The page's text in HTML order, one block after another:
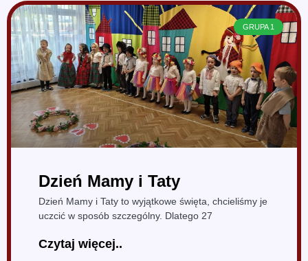
GRUPA 1
Dzień Mamy i Taty
Dzień Mamy i Taty to wyjątkowe święta, chcieliśmy je
uczcić w sposób szczególny. Dlatego 27
Czytaj więcej..